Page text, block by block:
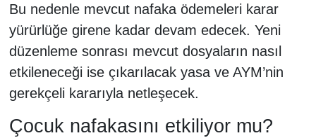
Bu nedenle mevcut nafaka ödemeleri karar
yürürlüğe girene kadar devam edecek. Yeni
düzenleme sonrası mevcut dosyaların nasıl
etkileneceği ise çıkarılacak yasa ve AYM’nin
gerekçeli kararıyla netleşecek.
Çocuk nafakasını etkiliyor mu?